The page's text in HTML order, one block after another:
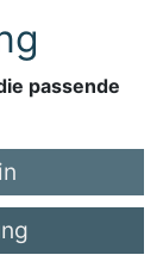
passende